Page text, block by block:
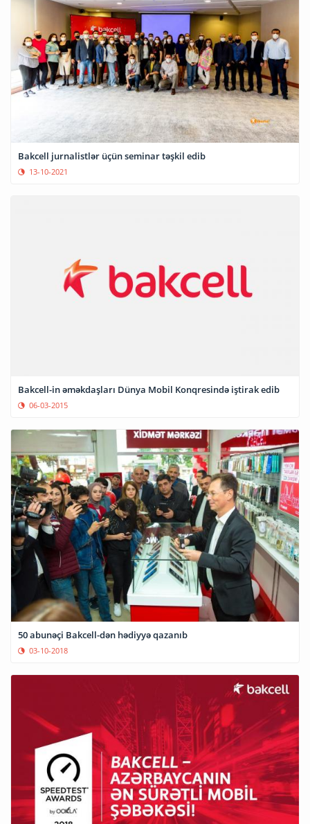
Bakcell jurnalistlər üçün seminar təşkil edib
13-10-2021
Bakcell-in əməkdaşları Dünya Mobil Konqresində iştirak edib
06-03-2015
50 abunəçi Bakcell-dən hədiyyə qazanıb
03-10-2018